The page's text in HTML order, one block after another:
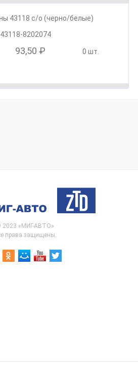
43118 с/о (черно/белые)
43118-8202074
93,50 ₽ 0 шт.
2023 «МИГ-АВТО»
права защищены.